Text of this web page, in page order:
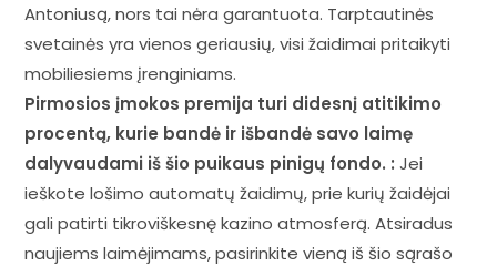
Antoniusą, nors tai nėra garantuota. Tarptautinės
svetainės yra vienos geriausių, visi žaidimai pritaikyti
mobiliesiems įrenginiams.
Pirmosios įmokos premija turi didesnį atitikimo
procentą, kurie bandė ir išbandė savo laimę
dalyvaudami iš šio puikaus pinigų fondo. : Jei
ieškote lošimo automatų žaidimų, prie kurių žaidėjai
gali patirti tikroviškesnę kazino atmosferą. Atsiradus
naujiems laimėjimams, pasirinkite vieną iš šio sąrašo